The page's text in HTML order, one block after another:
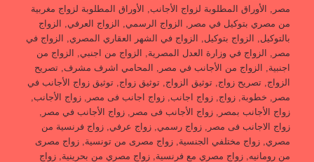
مصر
الأوراق المطلوبة لزواج الأجانب الأوراق المطلوبة لزواج مغربية
من مصري بتوكيل في مصر
الزواج الرسمي الزواج العرفي
الزواج
بالتوكيل
الزواج بتوكيل الزواج في الشهر العقاري المصري
الزواج في
مصر
الزواج في وزارة العدل المصرية الزواج من اجنبي
الزواج من
اجنبية
الزواج من الأجانب في مصر المحامي اشرف مشرف ,تصريح
الزواج ,تصريح زواج ,توثيق الزواج ,توثيق زواج ,توثيق زواج الأجانب في
مصر
خطوبة ,زواج ,زواج اجانب ,زواج اجانب فى مصر ,زواج الأجانب
زواج الأجانب بمصر
,زواج الأجانب فى مصر ,زواج الأجانب في مصر
زواج الاجانب فى مصر
,زواج رسمي ,زواج عرفي ,زواج فرنسية من
مصري ,زواج مختلفي الجنسية ,زواج مصرى من تونسية ,زواج مصرى
من رومانيه ,زواج مصري مع فرنسية ,زواج مصري من بحرينية ,زواج